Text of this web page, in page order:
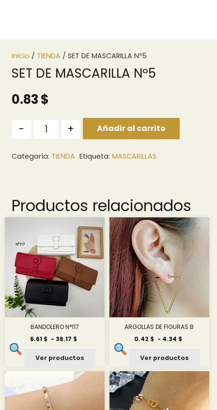
Inicio / TIENDA / SET DE MASCARILLA Nº5
SET DE MASCARILLA Nº5
0.83$
- + Añadir al carrito
Categoría: TIENDA Etiqueta: MASCARILLAS
Productos relacionados
BANDOLERO N°117
6.61 $ - 36.17 $
desde
6.61 $
hasta
Ver productos
ARGOLLAS DE FIGURAS B
0.42 $ - 4.34 $
desde
0.42 $
4.34 $
Ver productos